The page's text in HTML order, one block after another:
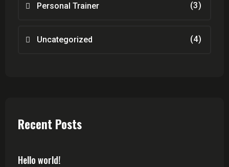
Personal Trainer (3)
Uncategorized (4)
Recent Posts
Hello world!